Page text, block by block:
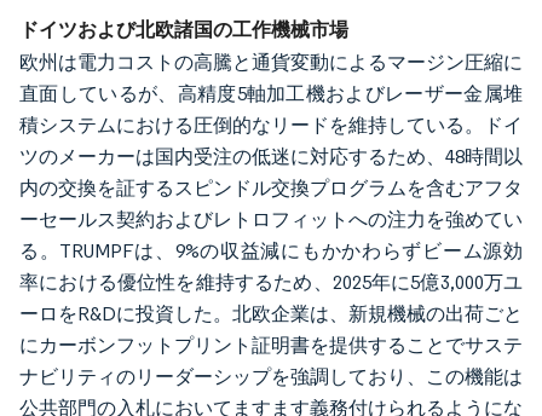
ドイツおよび北欧諸国の工作機械市場
欧州は電力コストの高騰と通貨変動によるマージン圧縮に
直面しているが、高精度5軸加工機およびレーザー金属堆
積システムにおける圧倒的なリードを維持している。ドイ
ツのメーカーは国内受注の低迷に対応するため、48時間以
内の交換を証するスピンドル交換プログラムを含むアフタ
ーセールス契約およびレトロフィットへの注力を強めてい
る。TRUMPFは、9%の収益減にもかかわらずビーム源効
率における優位性を維持するため、2025年に5億3,000万ユ
ーロをR&Dに投資した。北欧企業は、新規機械の出荷ごと
にカーボンフットプリント証明書を提供することでサステ
ナビリティのリーダーシップを強調しており、この機能は
公共部門の入札においてますます義務付けられるようにな